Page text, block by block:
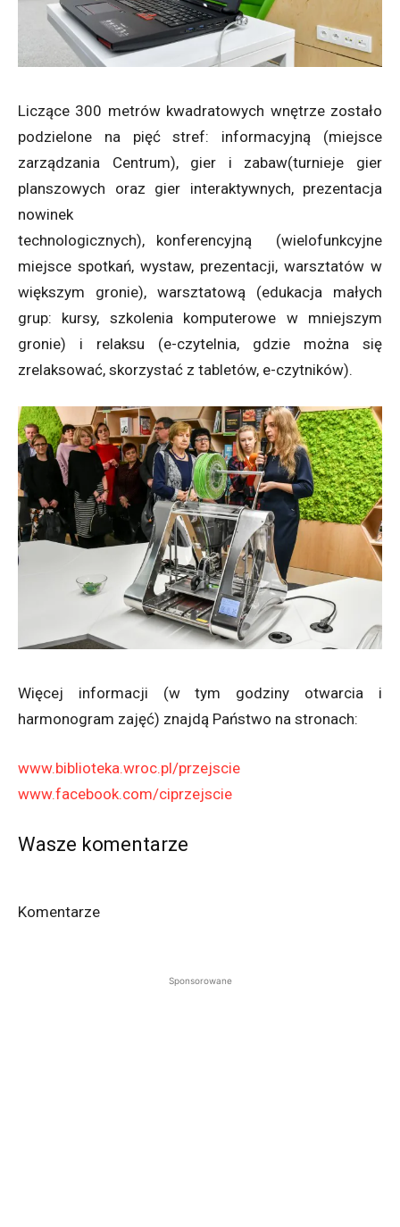
Liczące 300 metrów kwadratowych wnętrze zostało
podzielone na pięć stref: informacyjną (miejsce
zarządzania Centrum), gier i zabaw(turnieje gier
planszowych oraz gier interaktywnych, prezentacja
nowinek
technologicznych), konferencyjną (wielofunkcyjne
miejsce spotkań, wystaw, prezentacji, warsztatów w
większym gronie), warsztatową (edukacja małych
grup: kursy, szkolenia komputerowe w mniejszym
gronie) i relaksu (e-czytelnia, gdzie można się
zrelaksować, skorzystać z tabletów, e-czytników).
Więcej informacji (w tym godziny otwarcia i
harmonogram zajęć) znajdą Państwo na stronach:
www.biblioteka.wroc.pl/przejscie
www.facebook.com/ciprzejscie
Wasze komentarze
Komentarze
Sponsorowane